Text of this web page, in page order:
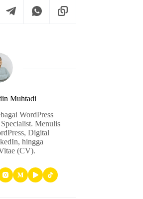
Muhtadi
WordPress
Menulis
Digital
hingga
(CV).